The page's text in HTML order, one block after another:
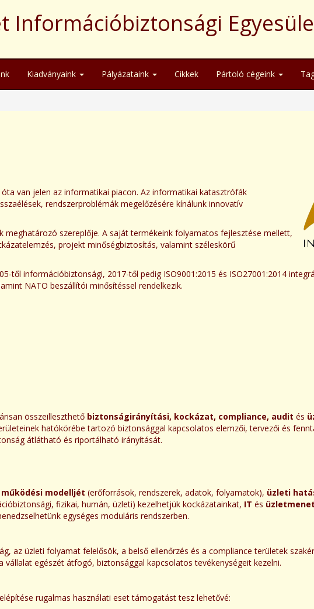
Információbiztonsági
Kiadványaink Pályázataink Cikkek Pártoló cégeink
van jelen az informatikai piacon. Az informatikai katasztrófák
rendszerproblémák megelőzésére kínálunk innovatív
meghatározó szereplője. A saját termékeink folyamatos fejlesztése mellett,
projekt minőségbiztosítás, valamint széleskörű
től információbiztonsági, 2017-től pedig ISO9001:2015 és ISO27001:2014
NATO beszállítói minősítéssel rendelkezik.
összeilleszthető biztonságirányítási, kockázat, compliance, audit és
hatókörébe tartozó biztonsággal kapcsolatos elemzői, tervezői és
átlátható és riportálható irányítását.
modelljét (erőforrások, rendszerek, adatok, folyamatok), üzleti
fizikai, humán, üzleti) kezelhetjük kockázatainkat, IT és üzletmenet
egységes moduláris rendszerben.
az üzleti folyamat felelősök, a belső ellenőrzés és a compliance területek
egészét átfogó, biztonsággal kapcsolatos tevékenységeit kezelni.
rugalmas használati eset támogatást tesz lehetővé: